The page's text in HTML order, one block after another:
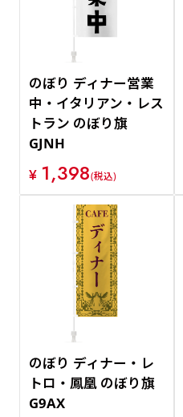
のぼり ディナー営業
中・イタリアン・レス
トラン のぼり旗
GJNH
¥ 1,398(税込)
のぼり ディナー・レ
トロ・鳳凰 のぼり旗
G9AX